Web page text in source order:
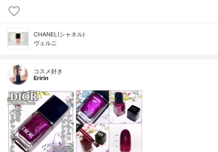
CHANEL(シャネル)
ヴェルニ
コスメ好き
Eririn